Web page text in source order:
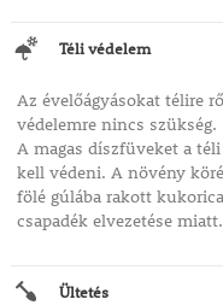
Téli védelem
Az évelőágyásokat télire
védelemre nincs szükség.
A magas díszfüveket a
kell védeni. A növény
fölé gúlába rakott
csapadék elvezetése miatt.
Ültetés